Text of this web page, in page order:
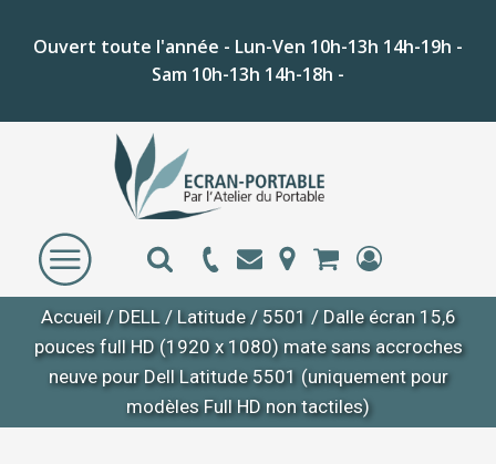
Ouvert toute l'année - Lun-Ven 10h-13h 14h-19h -
Sam 10h-13h 14h-18h -
Accueil/ DELL/ Latitude/ 5501 / Dalle écran 15,6
pouces full HD (1920 x 1080) mate sans accroches
neuve pour Dell Latitude 5501 (uniquement pour
modèles Full HD non tactiles)